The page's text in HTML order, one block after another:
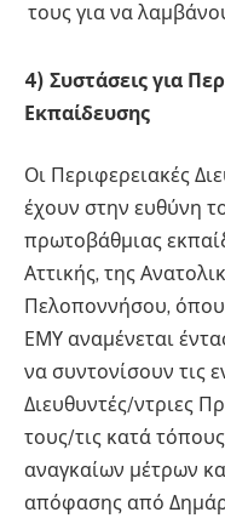
τους για να
4) Συστάσεις για
Εκπαίδευσης
Οι Περιφερειακές
έχουν στην ευθύνη
πρωτοβάθμιας
Αττικής, της
Πελοποννήσου, όπου
ΕΜΥ αναμένεται
να συντονίσουν τις
Διευθυντές/ντριες
τους/τις κατά
αναγκαίων μέτρων
απόφασης από